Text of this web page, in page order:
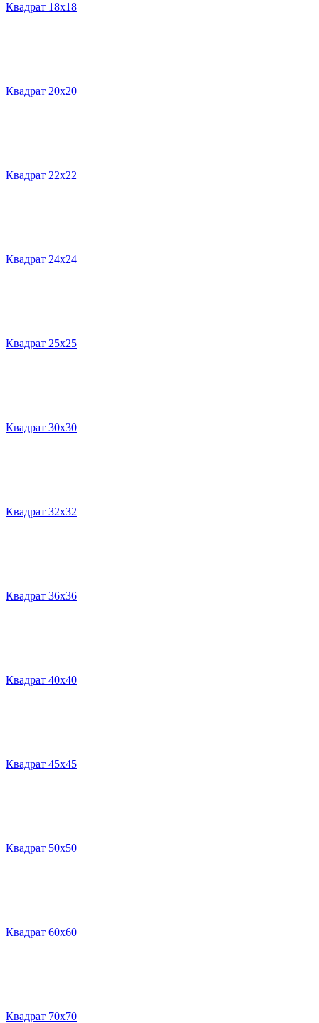
Квадрат 18х18
Квадрат 20х20
Квадрат 22х22
Квадрат 24х24
Квадрат 25х25
Квадрат 30х30
Квадрат 32х32
Квадрат 36х36
Квадрат 40х40
Квадрат 45х45
Квадрат 50х50
Квадрат 60х60
Квадрат 70х70